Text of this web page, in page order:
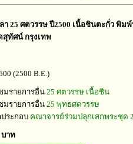
า 25 ศตวรรษ ปี2500 เนื้อชินตะกั่ว พิม
สุทัศน์ กรุงเทพ
(2500 B.E.)
มรายการอื่น 25 ศตวรรษ เนื้อชิน
มรายการอื่น 25 พุทธศตวรรษ
ระกอบ คณาจารย์ร่วมปลุกเสกพระชุด
บาท